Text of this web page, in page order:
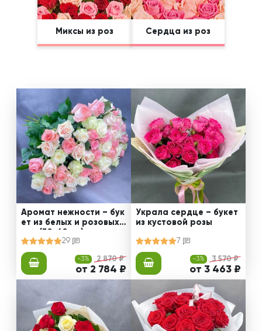
Миксы из роз Сердца из роз
Аромат нежности – бук
ет из белых и розовых
29
-3% 2 870 ₽
от 2 784 ₽
Украла сердце – букет
из кустовой розы
7
-3% 3 570 ₽
от 3 463 ₽